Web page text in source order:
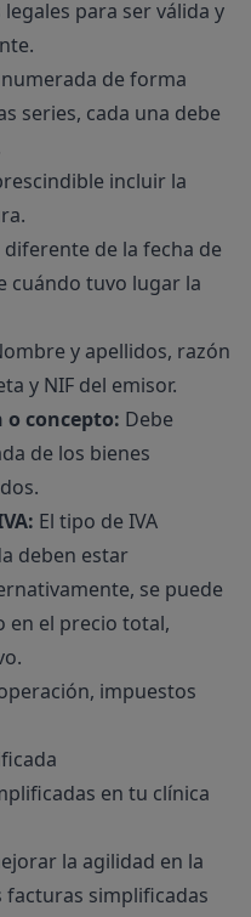
para ser válida y
de forma
series, cada una debe
incluir la
diferente de la fecha de
cuándo tuvo lugar la
y apellidos, razón
y NIF del emisor.
o concepto: Debe
de los bienes
El tipo de IVA
deben estar
se puede
en el precio total,
impuestos
en tu clínica
la agilidad en la
facturas simplificadas